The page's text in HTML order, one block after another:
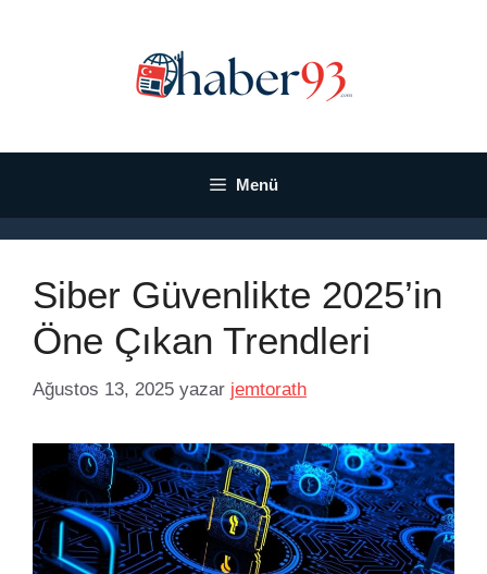
Menü
Siber Güvenlikte 2025’in
Öne Çıkan Trendleri
Ağustos 13, 2025 yazar jemtorath